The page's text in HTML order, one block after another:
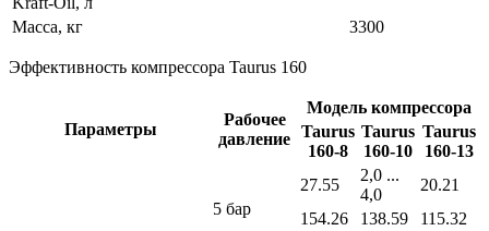
Масса, кг
3300
Эффективность компрессора Taurus 160
Параметры
Рабочее
давление
Модель компрессора
Taurus
160-8
Taurus
160-10
Taurus
160-13
5 бар
27.55
2,0 ...
4,0
20.21
154.26
138.59
115.32